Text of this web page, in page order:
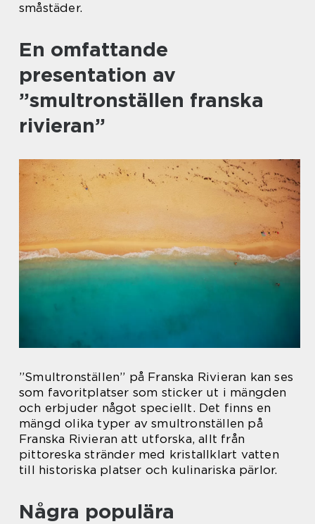
småstäder.
En omfattande
presentation av
”smultronställen franska
rivieran”
”Smultronställen” på Franska Rivieran kan ses
som favoritplatser som sticker ut i mängden
och erbjuder något speciellt. Det finns en
mängd olika typer av smultronställen på
Franska Rivieran att utforska, allt från
pittoreska stränder med kristallklart vatten
till historiska platser och kulinariska pärlor.
Några populära